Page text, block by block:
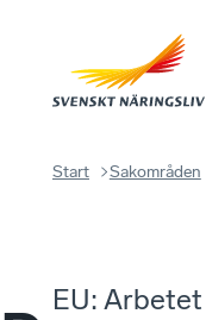
Start Sakområden
EU: